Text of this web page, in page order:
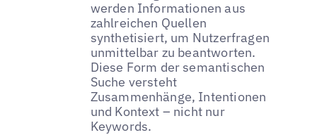
werden Informationen aus
zahlreichen Quellen
synthetisiert, um Nutzerfragen
unmittelbar zu beantworten.
Diese Form der semantischen
Suche versteht
Zusammenhänge, Intentionen
und Kontext – nicht nur
Keywords.